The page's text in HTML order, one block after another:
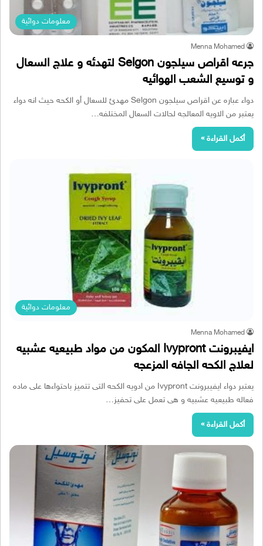
معلومات دوائية
Menna Mohamed
جرعه اقراص سيلجون Selgon لتهدئه و علاج السعال
و توسيع الشعب الهوائيه
دواء عباره عن اقراص سيلجون Selgon مهدئ للسعال أو الكحه حيث انه دواء
يعتبر من الاويه المعالجه لحالات السعال المختلفه…
أكمل القراءة »
معلومات دوائية
Menna Mohamed
ايفيبرونت Ivypront المكون من مواد طبيعيه عشبيه
لعلاج الكحه الجافه المزعجه
يعتبر دواء ايفيبرونت Ivypront من ادويه الكحه التى تتميز باحتواءها على ماده
فعاله طبيعيه عشبيه و هى تعمل على تحفيز…
أكمل القراءة »